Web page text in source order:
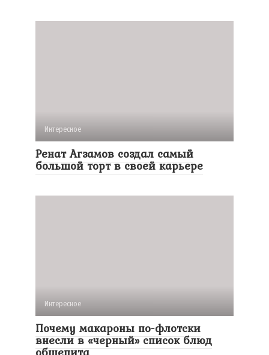
Интересное
Ренат Агзамов создал самый
большой торт в своей карьере
Интересное
Почему макароны по-флотски
внесли в «черный» список блюд